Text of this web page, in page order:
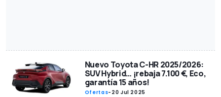
Nuevo Toyota C-HR 2025/2026:
SUV Hybrid… ¡rebaja 7.100 €, Eco,
garantía 15 años!
Ofertas- 20 Jul 2025